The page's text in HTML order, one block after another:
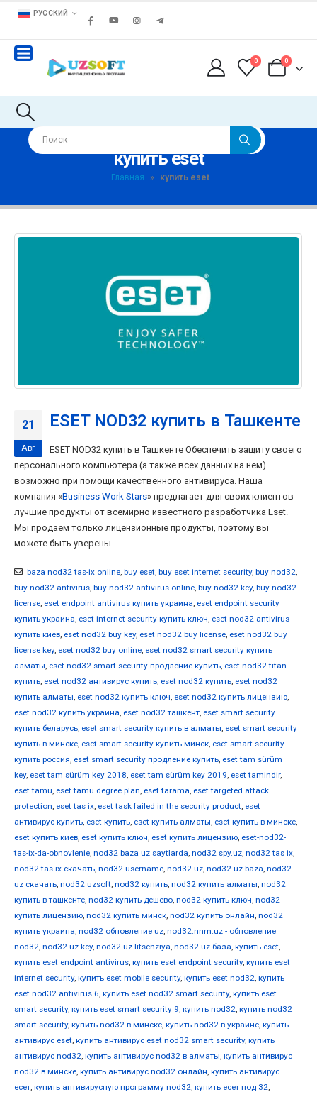
РУССКИЙ
0 0
купить eset
Главная » купить eset
21
Авг
ESET NOD32 купить в Ташкенте
ESET NOD32 купить в Ташкенте Обеспечить защиту своего
персонального компьютера (а также всех данных на нем)
возможно при помощи качественного антивируса. Наша
компания «Business Work Stars» предлагает для своих клиентов
лучшие продукты от всемирно известного разработчика Eset.
Мы продаем только лицензионные продукты, поэтому вы
можете быть уверены...
baza nod32 tas-ix online, buy eset, buy eset internet security, buy nod32,
buy nod32 antivirus, buy nod32 antivirus online, buy nod32 key, buy nod32
license, eset endpoint antivirus купить украина, eset endpoint security
купить украина, eset internet security купить ключ, eset nod32 antivirus
купить киев, eset nod32 buy key, eset nod32 buy license, eset nod32 buy
license key, eset nod32 buy online, eset nod32 smart security купить
алматы, eset nod32 smart security продление купить, eset nod32 titan
купить, eset nod32 антивирус купить, eset nod32 купить, eset nod32
купить алматы, eset nod32 купить ключ, eset nod32 купить лицензию,
eset nod32 купить украина, eset nod32 ташкент, eset smart security
купить беларусь, eset smart security купить в алматы, eset smart security
купить в минске, eset smart security купить минск, eset smart security
купить россия, eset smart security продление купить, eset tam sürüm
key, eset tam sürüm key 2018, eset tam sürüm key 2019, eset tamindir,
eset tamu, eset tamu degree plan, eset tarama, eset targeted attack
protection, eset tas ix, eset task failed in the security product, eset
антивирус купить, eset купить, eset купить алматы, eset купить в минске,
eset купить киев, eset купить ключ, eset купить лицензию, eset-nod32-
tas-ix-da-obnovlenie, nod32 baza uz saytlarda, nod32 spy.uz, nod32 tas ix,
nod32 tas ix скачать, nod32 username, nod32 uz, nod32 uz baza, nod32
uz скачать, nod32 uzsoft, nod32 купить, nod32 купить алматы, nod32
купить в ташкенте, nod32 купить дешево, nod32 купить ключ, nod32
купить лицензию, nod32 купить минск, nod32 купить онлайн, nod32
купить украина, nod32 обновление uz, nod32.nnm.uz - обновление
nod32, nod32.uz key, nod32.uz litsenziya, nod32.uz база, купить eset,
купить eset endpoint antivirus, купить eset endpoint security, купить eset
internet security, купить eset mobile security, купить eset nod32, купить
eset nod32 antivirus 6, купить eset nod32 smart security, купить eset
smart security, купить eset smart security 9, купить nod32, купить nod32
smart security, купить nod32 в минске, купить nod32 в украине, купить
антивирус eset, купить антивирус eset nod32 smart security, купить
антивирус nod32, купить антивирус nod32 в алматы, купить антивирус
nod32 в минске, купить антивирус nod32 онлайн, купить антивирус
есет, купить антивирусную программу nod32, купить есет нод 32,